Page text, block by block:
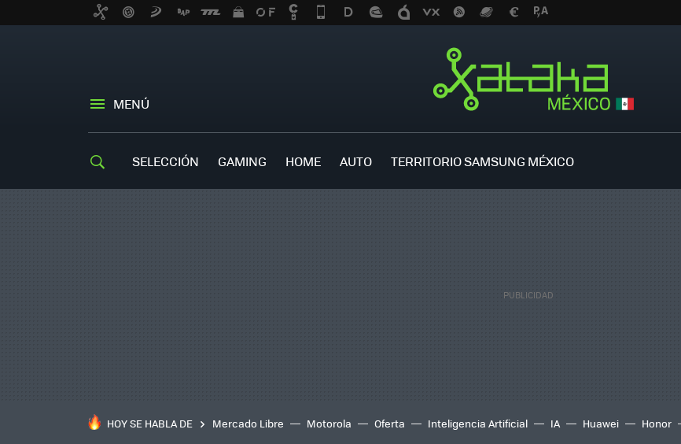
MENÚ
SELECCIÓN GAMING HOME AUTO TERRITORIO SAMSUNG MÉXICO
HOY SE HABLA DE Mercado Libre Motorola Oferta Inteligencia Artificial IA Huawei Honor